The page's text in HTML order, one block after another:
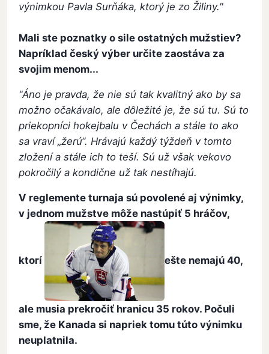
výnimkou Pavla Surňáka, ktorý je zo Žiliny."
Mali ste poznatky o sile ostatných mužstiev?
Napríklad český výber určite zaostáva za
svojim menom...
"Áno je pravda, že nie sú tak kvalitný ako by sa
možno očakávalo, ale dôležité je, že sú tu. Sú to
priekopníci hokejbalu v Čechách a stále to ako
sa vraví „žerú“. Hrávajú každý týždeň v tomto
zložení a stále ich to teší. Sú už však vekovo
pokročilý a kondične už tak nestíhajú.
V reglemente turnaja sú povolené aj výnimky,
v jednom mužstve môže nastúpiť 5 hráčov,
ktorí ešte nemajú 40,
ale musia prekročiť hranicu 35 rokov. Počuli
sme, že Kanada si napriek tomu túto výnimku
neuplatnila.